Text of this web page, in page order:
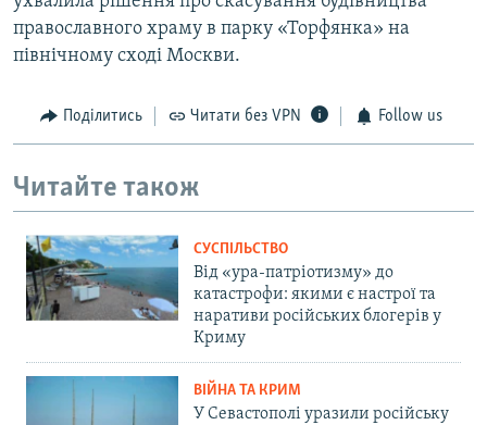
православного храму в парку «Торфянка» на
північному сході Москви.
Поділитись Читати без VPN Follow us
Читайте також
СУСПІЛЬСТВО
Від «ура-патріотизму» до
катастрофи: якими є настрої та
наративи російських блогерів у
Криму
ВІЙНА ТА КРИМ
У Севастополі уразили російську